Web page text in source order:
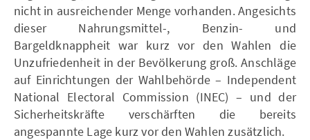
nicht in ausreichender Menge vorhanden. Angesichts
dieser Nahrungsmittel-, Benzin- und
Bargeldknappheit war kurz vor den Wahlen die
Unzufriedenheit in der Bevölkerung groß. Anschläge
auf Einrichtungen der Wahlbehörde – Independent
National Electoral Commission (INEC) – und der
Sicherheitskräfte verschärften die bereits
angespannte Lage kurz vor den Wahlen zusätzlich.